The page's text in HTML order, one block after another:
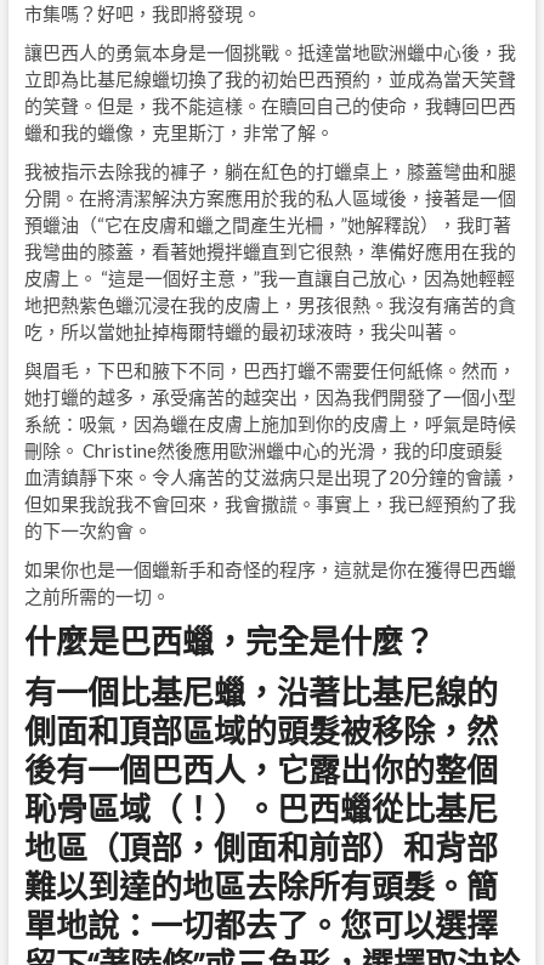
市集嗎？好吧，我即將發現。
讓巴西人的勇氣本身是一個挑戰。抵達當地歐洲蠟中心後，我
立即為比基尼線蠟切換了我的初始巴西預約，並成為當天笑聲
的笑聲。但是，我不能這樣。在贖回自己的使命，我轉回巴西
蠟和我的蠟像，克里斯汀，非常了解。
我被指示去除我的褲子，躺在紅色的打蠟桌上，膝蓋彎曲和腿
分開。在將清潔解決方案應用於我的私人區域後，接著是一個
預蠟油（“它在皮膚和蠟之間產生光柵，”她解釋說），我盯著
我彎曲的膝蓋，看著她攪拌蠟直到它很熱，準備好應用在我的
皮膚上。 “這是一個好主意，”我一直讓自己放心，因為她輕輕
地把熱紫色蠟沉浸在我的皮膚上，男孩很熱。我沒有痛苦的貪
吃，所以當她扯掉梅爾特蠟的最初球液時，我尖叫著。
與眉毛，下巴和腋下不同，巴西打蠟不需要任何紙條。然而，
她打蠟的越多，承受痛苦的越突出，因為我們開發了一個小型
系統：吸氣，因為蠟在皮膚上施加到你的皮膚上，呼氣是時候
刪除。 Christine然後應用歐洲蠟中心的光滑，我的印度頭髮
血清鎮靜下來。令人痛苦的艾滋病只是出現了20分鐘的會議，
但如果我說我不會回來，我會撒謊。事實上，我已經預約了我
的下一次約會。
如果你也是一個蠟新手和奇怪的程序，這就是你在獲得巴西蠟
之前所需的一切。
什麼是巴西蠟，完全是什麼？
有一個比基尼蠟，沿著比基尼線的
側面和頂部區域的頭髮被移除，然
後有一個巴西人，它露出你的整個
恥骨區域（！）。巴西蠟從比基尼
地區（頂部，側面和前部）和背部
難以到達的地區去除所有頭髮。簡
單地說：一切都去了。您可以選擇